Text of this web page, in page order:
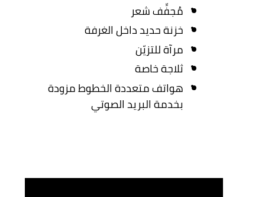
مُجفِّف شعر
خزنة حديد داخل الغرفة
مرآة للتزيّن
ثلاجة خاصة
هواتف متعددة الخطوط مزودة
بخدمة البريد الصوتي